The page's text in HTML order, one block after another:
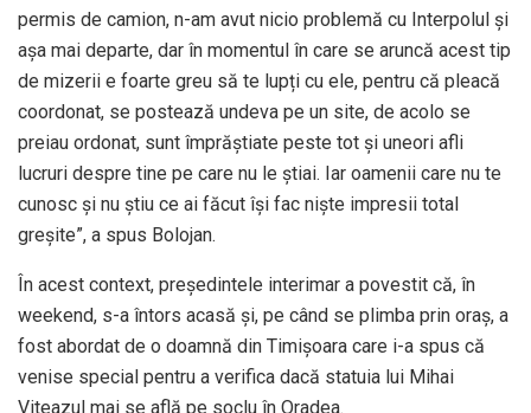
permis de camion, n-am avut nicio problemă cu Interpolul și
așa mai departe, dar în momentul în care se aruncă acest tip
de mizerii e foarte greu să te lupți cu ele, pentru că pleacă
coordonat, se postează undeva pe un site, de acolo se
preiau ordonat, sunt împrăștiate peste tot și uneori afli
lucruri despre tine pe care nu le știai. Iar oamenii care nu te
cunosc și nu știu ce ai făcut își fac niște impresii total
greșite”, a spus Bolojan.
În acest context, președintele interimar a povestit că, în
weekend, s-a întors acasă și, pe când se plimba prin oraș, a
fost abordat de o doamnă din Timișoara care i-a spus că
venise special pentru a verifica dacă statuia lui Mihai
Viteazul mai se află pe soclu în Oradea.